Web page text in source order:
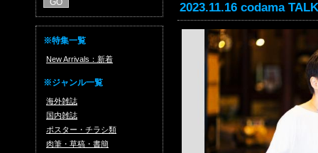
※特集一覧
New Arrivals：新着
※ジャンル一覧
海外雑誌
国内雑誌
ポスター・チラシ類
肉筆・草稿・書簡
2023.11.16 codama